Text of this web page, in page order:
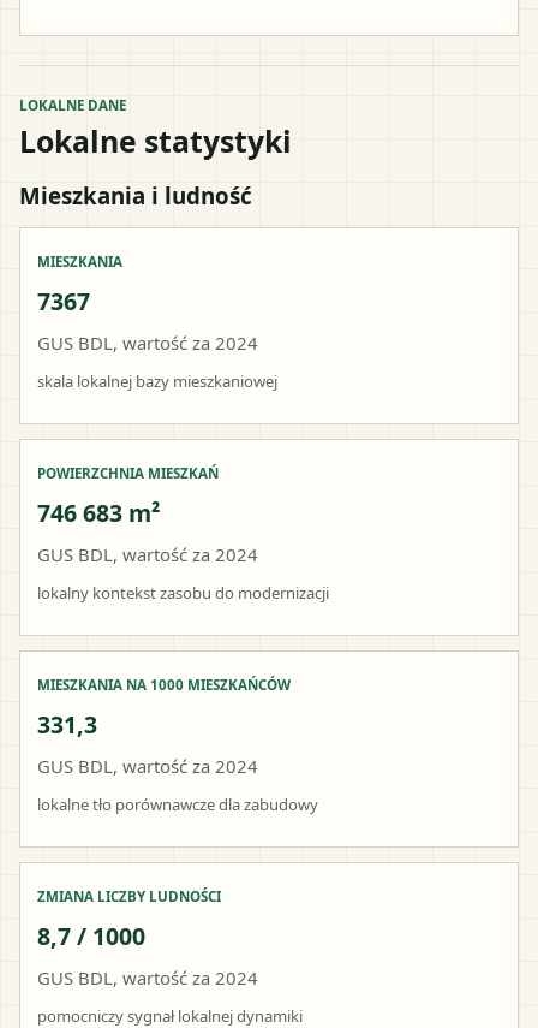
LOKALNE DANE
Lokalne statystyki
Mieszkania i ludność
MIESZKANIA
7367
GUS BDL, wartość za 2024
skala lokalnej bazy mieszkaniowej
POWIERZCHNIA MIESZKAŃ
746 683 m²
GUS BDL, wartość za 2024
lokalny kontekst zasobu do modernizacji
MIESZKANIA NA 1000 MIESZKAŃCÓW
331,3
GUS BDL, wartość za 2024
lokalne tło porównawcze dla zabudowy
ZMIANA LICZBY LUDNOŚCI
8,7 / 1000
GUS BDL, wartość za 2024
pomocniczy sygnał lokalnej dynamiki